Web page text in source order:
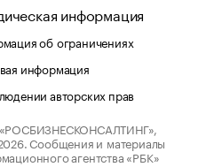
информация
об ограничениях
информация
авторских прав
Сообщения и материалы
агентства «РБК»